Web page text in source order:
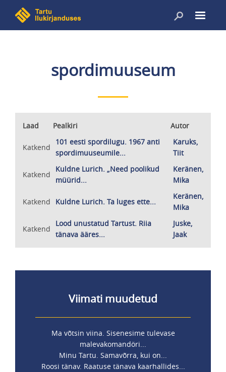
edasi
spordimuuseum
Laad Pealkiri Autor
Katkend
101 eesti spordilugu. 1967 anti
spordimuuseumile...
Karuks,
Tiit
Katkend
Kuldne Lurich. „Need poolikud
müürid...
Keränen,
Mika
Katkend Kuldne Lurich. Ta luges ette...
Keränen,
Mika
Katkend
Lood unustatud Tartust. Riia
tänava ääres...
Juske,
Jaak
Viimati muudetud
Ma võtsin viina. Sisenesime tulevase
malevakomandöri...
Minu Tartu. Samavõrra, kui on...
Roosi tänav. Raatuse tänava kaarhallides...